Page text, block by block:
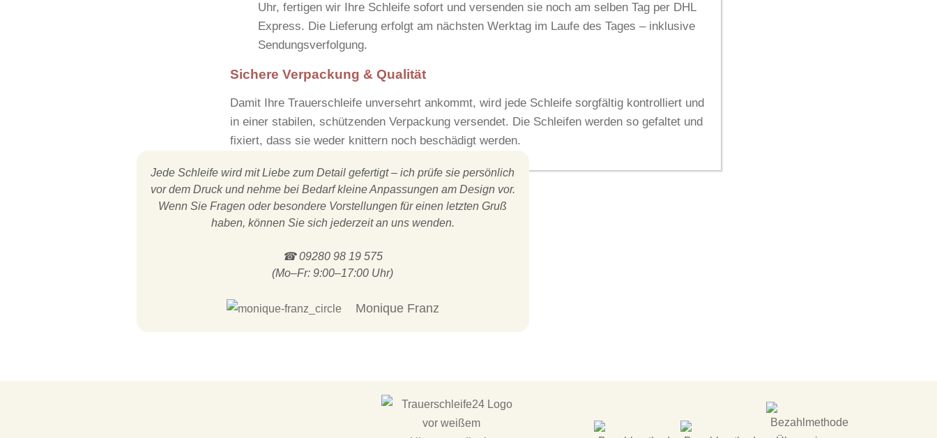
Uhr, fertigen wir Ihre Schleife sofort und versenden sie noch am selben Tag per DHL
Express. Die Lieferung erfolgt am nächsten Werktag im Laufe des Tages – inklusive
Sendungsverfolgung.
Sichere Verpackung & Qualität
Damit Ihre Trauerschleife unversehrt ankommt, wird jede Schleife sorgfältig kontrolliert und
in einer stabilen, schützenden Verpackung versendet. Die Schleifen werden so gefaltet und
fixiert, dass sie weder knittern noch beschädigt werden.
Jede Schleife wird mit Liebe zum Detail gefertigt – ich prüfe sie persönlich
vor dem Druck und nehme bei Bedarf kleine Anpassungen am Design vor.
Wenn Sie Fragen oder besondere Vorstellungen für einen letzten Gruß
haben, können Sie sich jederzeit an uns wenden.
☎ 09280 98 19 575
(Mo–Fr: 9:00–17:00 Uhr)
Monique Franz